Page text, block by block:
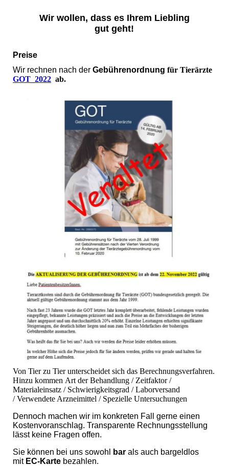
Wir wollen, dass es Ihrem Liebling
gut geht!
Preise
Wir rechnen nach der Gebührenordnung für Tierärzte
GOT_2022 ab.
Von Tier zu Tier unterscheidet sich das Berechnungsverfahren.
Hinzu kommen Art der Behandlung / Zeitfaktor /
Materialeinsatz / Schwierigkeitsgrad / Laborversand
/ Verwendete Arzneimittel / Spezielle Untersuchungen
Dennoch machen wir im konkreten Fall gerne einen
Kostenvoranschlag. Transparente Rechnungsstellung
lässt keine Fragen offen.
Sie können bei uns sowohl
bar als auch bargeldlos
mit EC-Karte bezahlen.